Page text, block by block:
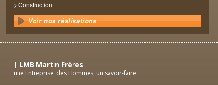
Construction
Voir nos réalisations
LMB Martin Frères
une Entreprise, des Hommes, un savoir-faire